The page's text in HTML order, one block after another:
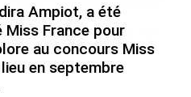
au développement
touristique des Outre-mer
le 06/08/2026
Ampiot, a été
France pour
au concours Miss
en septembre